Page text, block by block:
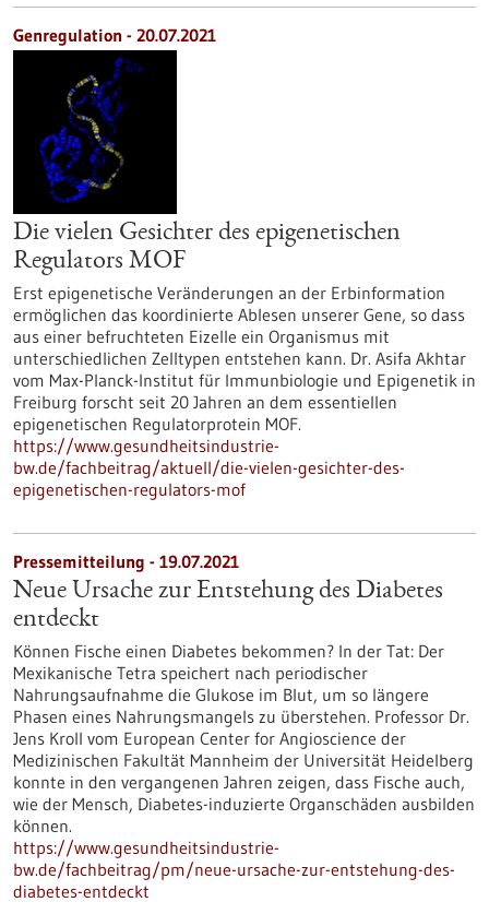
Genregulation - 20.07.2021
Die vielen Gesichter des epigenetischen
Regulators MOF
Erst epigenetische Veränderungen an der Erbinformation
ermöglichen das koordinierte Ablesen unserer Gene, so dass
aus einer befruchteten Eizelle ein Organismus mit
unterschiedlichen Zelltypen entstehen kann. Dr. Asifa Akhtar
vom Max-Planck-Institut für Immunbiologie und Epigenetik in
Freiburg forscht seit 20 Jahren an dem essentiellen
epigenetischen Regulatorprotein MOF.
https://www.gesundheitsindustrie-
bw.de/fachbeitrag/aktuell/die-vielen-gesichter-des-
epigenetischen-regulators-mof
Pressemitteilung - 19.07.2021
Neue Ursache zur Entstehung des Diabetes
entdeckt
Können Fische einen Diabetes bekommen? In der Tat: Der
Mexikanische Tetra speichert nach periodischer
Nahrungsaufnahme die Glukose im Blut, um so längere
Phasen eines Nahrungsmangels zu überstehen. Professor Dr.
Jens Kroll vom European Center for Angioscience der
Medizinischen Fakultät Mannheim der Universität Heidelberg
konnte in den vergangenen Jahren zeigen, dass Fische auch,
wie der Mensch, Diabetes-induzierte Organschäden ausbilden
können.
https://www.gesundheitsindustrie-
bw.de/fachbeitrag/pm/neue-ursache-zur-entstehung-des-
diabetes-entdeckt